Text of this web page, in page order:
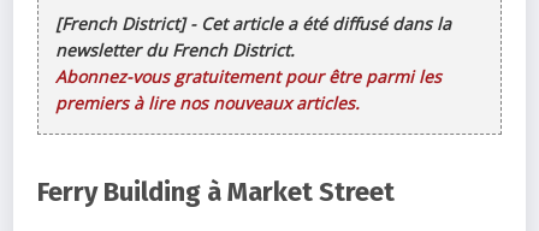
[French District] - Cet article a été diffusé dans la
newsletter du French District.
Abonnez-vous gratuitement pour être parmi les
premiers à lire nos nouveaux articles.
Ferry Building à Market Street